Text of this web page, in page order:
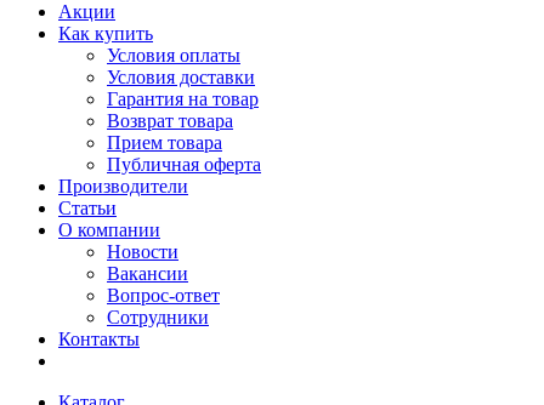
Акции
Как купить
Условия оплаты
Условия доставки
Гарантия на товар
Возврат товара
Прием товара
Публичная оферта
Производители
Статьи
О компании
Новости
Вакансии
Вопрос-ответ
Сотрудники
Контакты